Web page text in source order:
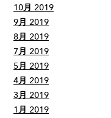
10月 2019
9月 2019
8月 2019
7月 2019
5月 2019
4月 2019
3月 2019
1月 2019